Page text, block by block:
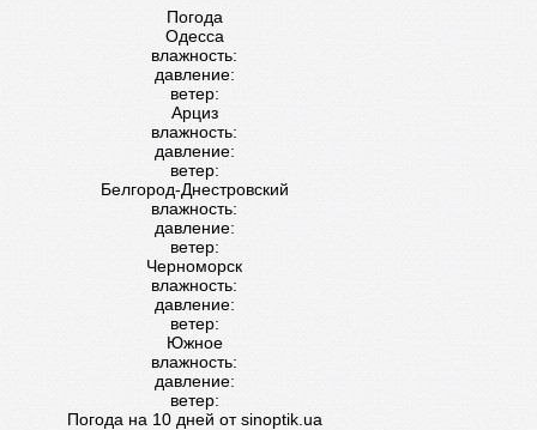
Погода
Одесса
влажность:
давление:
ветер:
Арциз
влажность:
давление:
ветер:
Белгород-Днестровский
влажность:
давление:
ветер:
Черноморск
влажность:
давление:
ветер:
Южное
влажность:
давление:
ветер:
Погода на 10 дней отsinoptik.ua